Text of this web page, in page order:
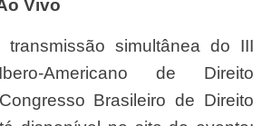
Vivo
Americano de Direito
Brasileiro de Direito